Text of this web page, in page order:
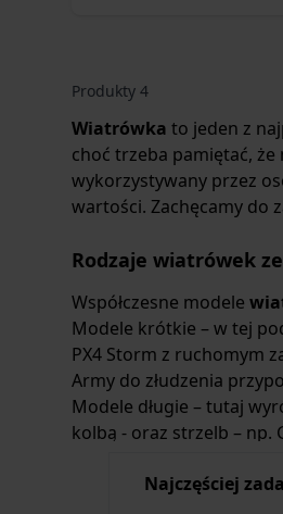
Produkty 4
Wiatrówka to jeden z
choć trzeba pamiętać,
wykorzystywany przez
wartości. Zachęcamy do
Rodzaje wiatrówek
Współczesne modele
Modele krótkie – w tej
PX4 Storm z ruchomym
Army do złudzenia
Modele długie – tutaj
kolbą - oraz strzelb – np.
Rodzaje wiatrówek
Najczęściej